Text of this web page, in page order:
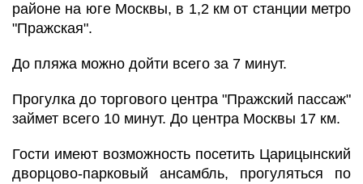
районе на юге Москвы, в 1,2 км от станции метро
"Пражская".
До пляжа можно дойти всего за 7 минут.
Прогулка до торгового центра "Пражский пассаж"
займет всего 10 минут. До центра Москвы 17 км.
Гости имеют возможность посетить Царицынский
дворцово-парковый ансамбль, прогуляться по